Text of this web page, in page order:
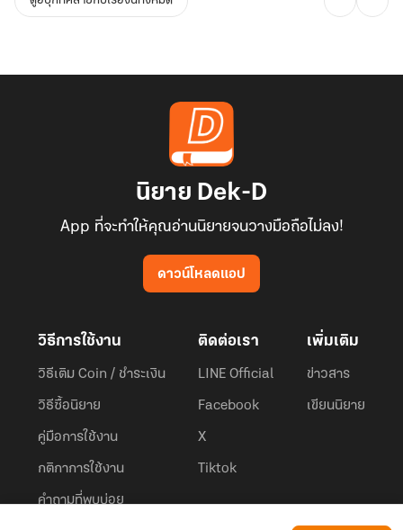
นิยาย Dek-D
App ที่จะทำให้คุณอ่านนิยายจนวางมือถือไม่ลง!
ดาวน์โหลดแอป
วิธีการใช้งาน
วิธีเติม Coin / ชำระเงิน
วิธีซื้อนิยาย
คู่มือการใช้งาน
กติกาการใช้งาน
คำถามที่พบบ่อย
ติดต่อเรา
LINE Official
Facebook
X
Tiktok
เพิ่มเติม
ข่าวสาร
เขียนนิยาย